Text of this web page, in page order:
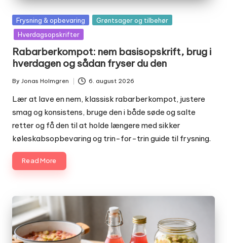
Posted
in
Frysning & opbevaring
Grøntsager og tilbehør
Hverdagsopskrifter
Rabarberkompot: nem basisopskrift, brug i
hverdagen og sådan fryser du den
Posted
by
By Jonas Holmgren 6. august 2026
Lær at lave en nem, klassisk rabarberkompot, justere
smag og konsistens, bruge den i både søde og salte
retter og få den til at holde længere med sikker
køleskabsopbevaring og trin-for-trin guide til frysning.
Read More